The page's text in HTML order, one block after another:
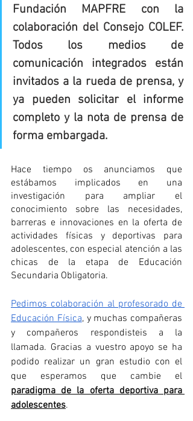
Fundación MAPFRE con la
colaboración del Consejo COLEF.
Todos los medios de
comunicación integrados están
invitados a la rueda de prensa, y
ya pueden solicitar el informe
completo y la nota de prensa de
forma embargada.
Hace tiempo os anunciamos que
estábamos implicados en una
investigación para ampliar el
conocimiento sobre las necesidades,
barreras e innovaciones en la oferta de
actividades físicas y deportivas para
adolescentes, con especial atención a las
chicas de la etapa de Educación
Secundaria Obligatoria.
Pedimos colaboración al profesorado de
Educación Física, y muchas compañeras
y compañeros respondisteis a la
llamada. Gracias a vuestro apoyo se ha
podido realizar un gran estudio con el
paradigma de la oferta deportiva para
adolescentes.